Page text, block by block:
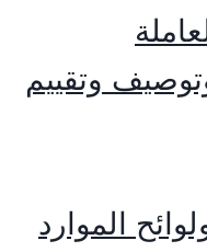
وتقييم
الموارد